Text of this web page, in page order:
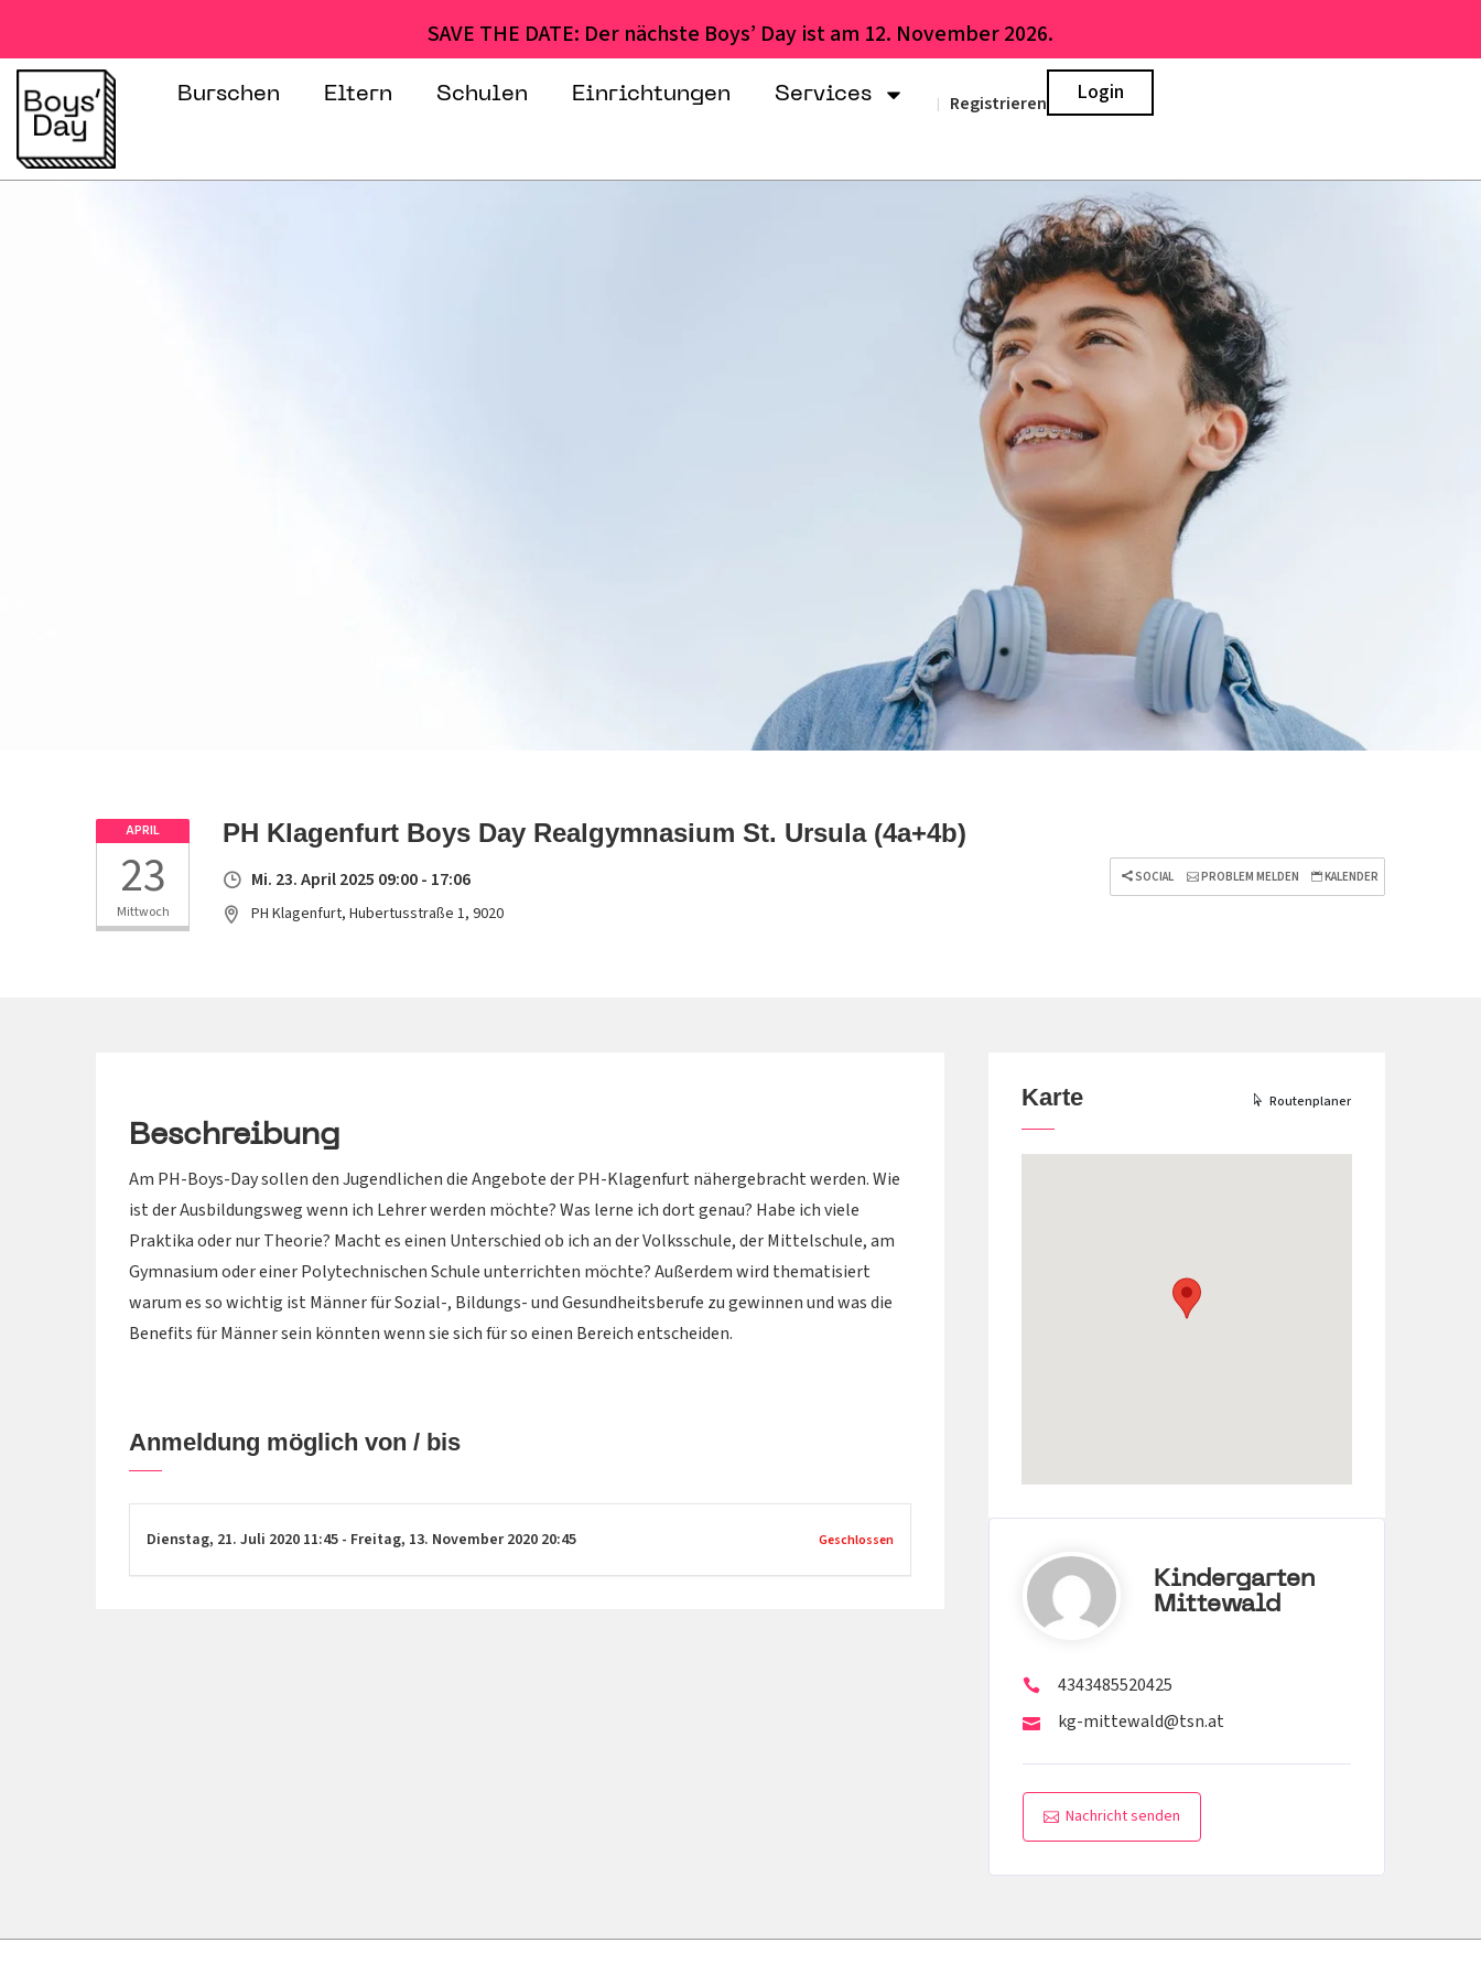
SAVE THE DATE: Der nächste Boys’ Day ist am 12. November 2026.
Burschen Eltern Schulen Einrichtungen Services | Registrieren Login
APRIL
23
Mittwoch
PH Klagenfurt Boys Day Realgymnasium St. Ursula (4a+4b)
Mi. 23. April 2025 09:00 - 17:06
PH Klagenfurt, Hubertusstraße 1, 9020
SOCIAL PROBLEM MELDEN KALENDER
Beschreibung
Am PH-Boys-Day sollen den Jugendlichen die Angebote der PH-Klagenfurt nähergebracht werden. Wie
ist der Ausbildungsweg wenn ich Lehrer werden möchte? Was lerne ich dort genau? Habe ich viele
Praktika oder nur Theorie? Macht es einen Unterschied ob ich an der Volksschule, der Mittelschule, am
Gymnasium oder einer Polytechnischen Schule unterrichten möchte? Außerdem wird thematisiert
warum es so wichtig ist Männer für Sozial-, Bildungs- und Gesundheitsberufe zu gewinnen und was die
Benefits für Männer sein könnten wenn sie sich für so einen Bereich entscheiden.
Anmeldung möglich von / bis
Dienstag, 21. Juli 2020 11:45 - Freitag, 13. November 2020 20:45 Geschlossen
Karte Routenplaner
Kindergarten
Mittewald
4343485520425
kg-mittewald@tsn.at
Nachricht senden